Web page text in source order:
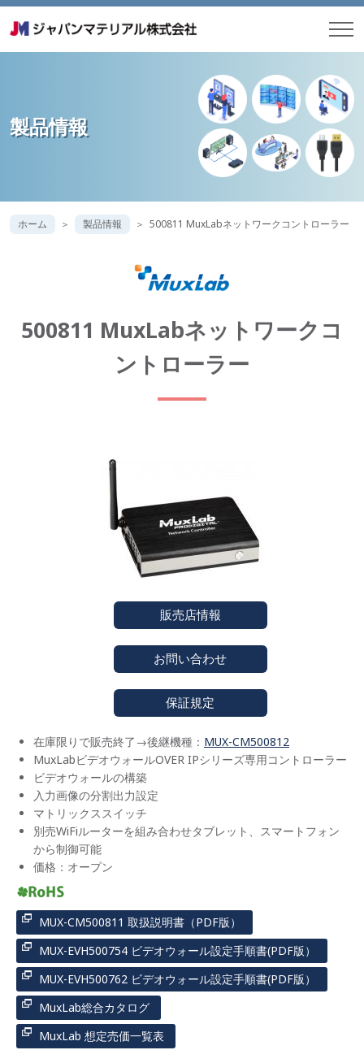
製品情報
ホーム 製品情報 500811 MuxLabネットワークコントローラー
500811 MuxLabネットワークコ
ントローラー
販売店情報
お問い合わせ
保証規定
在庫限りで販売終了→後継機種： MUX-CM500812
MuxLabビデオウォールOVER IPシリーズ専用コントローラー
ビデオウォールの構築
入力画像の分割出力設定
マトリックススイッチ
別売WiFiルーターを組み合わせタブレット、スマートフォン
から制御可能
価格：オープン
MUX-CM500811 取扱説明書（PDF版）
MUX-EVH500754 ビデオウォール設定手順書(PDF版）
MUX-EVH500762 ビデオウォール設定手順書(PDF版）
MuxLab総合カタログ
MuxLab 想定売価一覧表